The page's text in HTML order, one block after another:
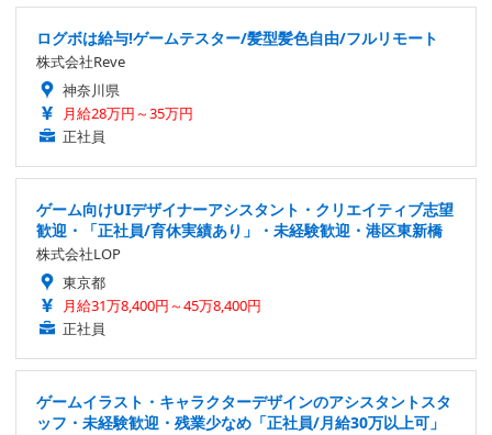
ログボは給与!ゲームテスター/髪型髪色自由/フルリモート
株式会社Reve
神奈川県
月給28万円～35万円
正社員
ゲーム向けUIデザイナーアシスタント・クリエイティブ志望
歓迎・「正社員/育休実績あり」・未経験歓迎・港区東新橋
株式会社LOP
東京都
月給31万8,400円～45万8,400円
正社員
ゲームイラスト・キャラクターデザインのアシスタントスタ
ッフ・未経験歓迎・残業少なめ「正社員/月給30万以上可」